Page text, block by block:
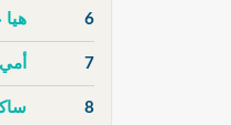
6 هيا
7
8